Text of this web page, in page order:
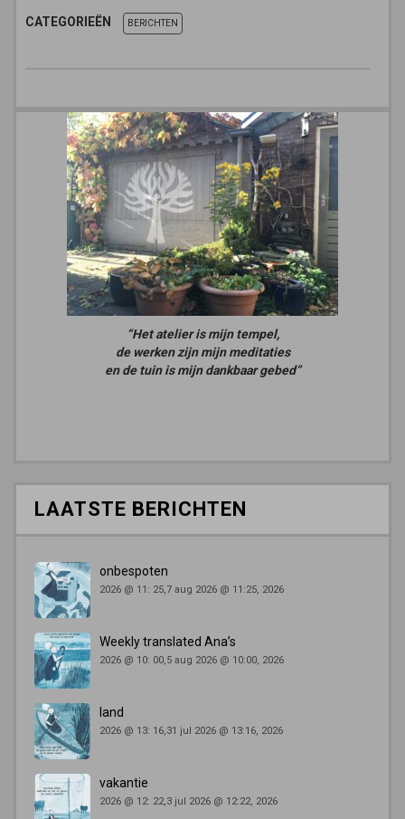
CATEGORIEËN BERICHTEN
“Het atelier is mijn tempel,
de werken zijn mijn meditaties
en de tuin is mijn dankbaar gebed”
LAATSTE BERICHTEN
onbespoten
2026 @ 11: 25,7 aug 2026 @ 11:25, 2026
Weekly translated Ana’s
2026 @ 10: 00,5 aug 2026 @ 10:00, 2026
land
2026 @ 13: 16,31 jul 2026 @ 13:16, 2026
vakantie
2026 @ 12: 22,3 jul 2026 @ 12:22, 2026